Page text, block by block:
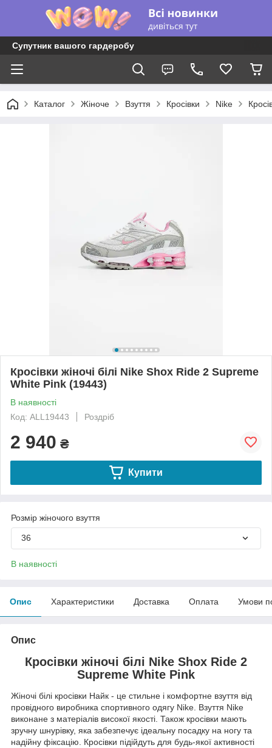
Супутник вашого гардеробу
Каталог Жіноче Взуття Кросівки Nike
Кросівки жіночі білі Nike Shox Ride 2 Supreme
White Pink (19443)
В наявності
Код: ALL19443
Роздріб
2 940 ₴
Купити
Розмір жіночого взуття
36
В наявності
Опис Характеристики Доставка Оплата Умови
Опис
Кросівки жіночі білі Nike Shox Ride 2
Supreme White Pink
Жіночі білі кросівки Найк - це стильне і комфортне взуття від
провідного виробника спортивного одягу Nike. Взуття Nike
виконане з матеріалів високої якості. Також кросівки мають
зручну шнурівку, яка забезпечує ідеальну посадку на ногу та
надійну фіксацію. Кросівки підійдуть для будь-якої активності